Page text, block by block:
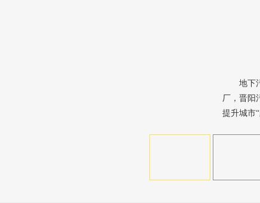
地下
厂，晋阳
提升城市